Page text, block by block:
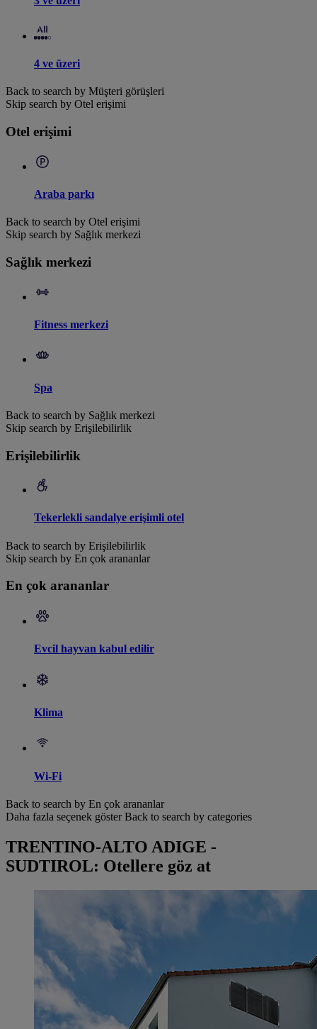
4 ve üzeri
Back to search by Müşteri görüşleri
Skip search by Otel erişimi
Otel erişimi
Araba parkı
Back to search by Otel erişimi
Skip search by Sağlık merkezi
Sağlık merkezi
Fitness merkezi
Spa
Back to search by Sağlık merkezi
Skip search by Erişilebilirlik
Erişilebilirlik
Tekerlekli sandalye erişimli otel
Back to search by Erişilebilirlik
Skip search by En çok arananlar
En çok arananlar
Evcil hayvan kabul edilir
Klima
Wi-Fi
Back to search by En çok arananlar
Daha fazla seçenek göster Back to search by categories
TRENTINO-ALTO ADIGE -
SUDTIROL: Otellere göz at